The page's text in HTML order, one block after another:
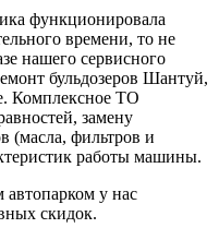
функционировала
времени, то не
нашего сервисного
бульдозеров Шантуй,
Комплексное ТО
замену
(масла, фильтров и
работы машины.
у нас
скидок.